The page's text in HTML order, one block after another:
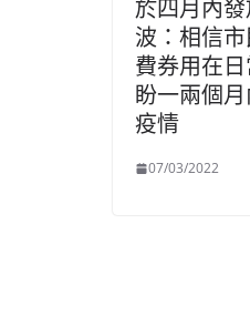
於四月內
波：相信
費券用在
盼一兩個
疫情
07/03/2022